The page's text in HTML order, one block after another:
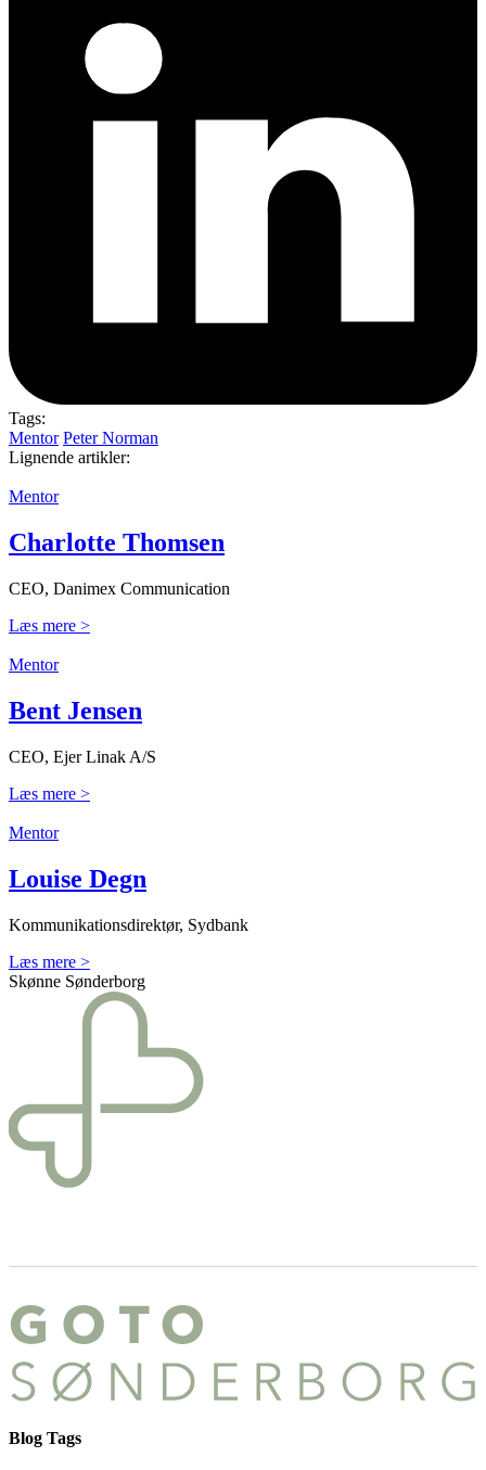
Tags:
Mentor Peter Norman
Lignende artikler:
Mentor
Charlotte Thomsen
CEO, Danimex Communication
Læs mere >
Mentor
Bent Jensen
CEO, Ejer Linak A/S
Læs mere >
Mentor
Louise Degn
Kommunikationsdirektør, Sydbank
Læs mere >
Skønne Sønderborg
Blog Tags